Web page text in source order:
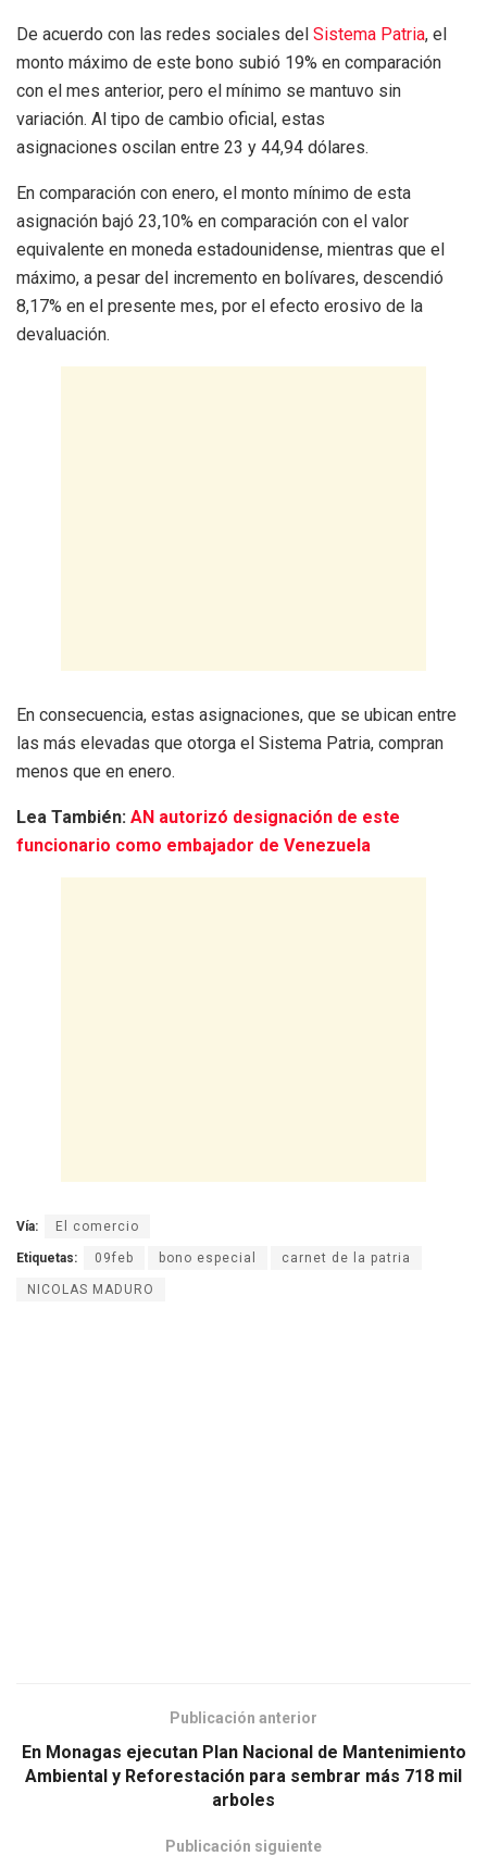
De acuerdo con las redes sociales del Sistema Patria, el
monto máximo de este bono subió 19% en comparación
con el mes anterior, pero el mínimo se mantuvo sin
variación. Al tipo de cambio oficial, estas
asignaciones oscilan entre 23 y 44,94 dólares.
En comparación con enero, el monto mínimo de esta
asignación bajó 23,10% en comparación con el valor
equivalente en moneda estadounidense, mientras que el
máximo, a pesar del incremento en bolívares, descendió
8,17% en el presente mes, por el efecto erosivo de la
devaluación.
En consecuencia, estas asignaciones, que se ubican entre
las más elevadas que otorga el Sistema Patria, compran
menos que en enero.
Lea También: AN autorizó designación de este
funcionario como embajador de Venezuela
Vía: El comercio
Etiquetas: 09feb bono especial carnet de la patria
NICOLAS MADURO
Publicación anterior
En Monagas ejecutan Plan Nacional de Mantenimiento
Ambiental y Reforestación para sembrar más 718 mil
arboles
Publicación siguiente